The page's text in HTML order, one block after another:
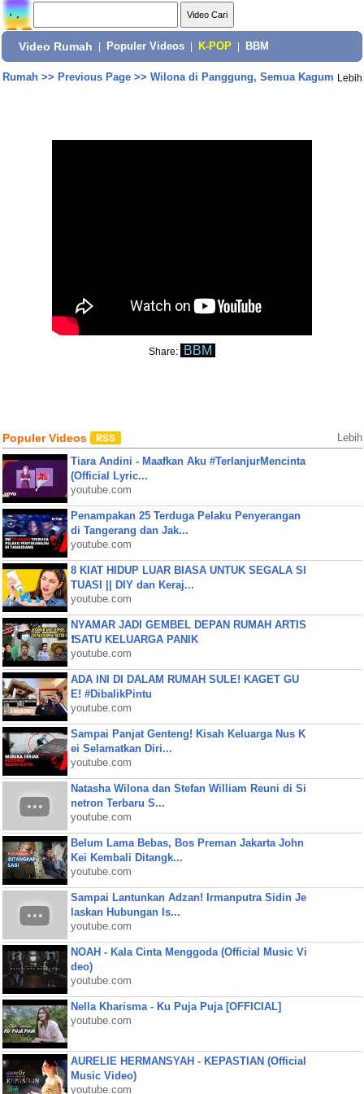
Video Rumah Populer Videos K-POP BBM
Rumah>> Previous Page>> Wilona di Panggung, Semua Kagum Lebih
Share: BBM
Populer Videos Lebih
Tiara Andini - Maafkan Aku #TerlanjurMencinta
(Official Lyric...
youtube.com
Penampakan 25 Terduga Pelaku Penyerangan
di Tangerang dan Jak...
youtube.com
8 KIAT HIDUP LUAR BIASA UNTUK SEGALA SI
TUASI || DIY dan Keraj...
youtube.com
NYAMAR JADI GEMBEL DEPAN RUMAH ARTIS
❗SATU KELUARGA PANIK
youtube.com
ADA INI DI DALAM RUMAH SULE! KAGET GU
E! #DibalikPintu
youtube.com
Sampai Panjat Genteng! Kisah Keluarga Nus K
ei Selamatkan Diri...
youtube.com
Natasha Wilona dan Stefan William Reuni di Si
netron Terbaru S...
youtube.com
Belum Lama Bebas, Bos Preman Jakarta John
Kei Kembali Ditangk...
youtube.com
Sampai Lantunkan Adzan! Irmanputra Sidin Je
laskan Hubungan Is...
youtube.com
NOAH - Kala Cinta Menggoda (Official Music Vi
deo)
youtube.com
Nella Kharisma - Ku Puja Puja [OFFICIAL]
youtube.com
AURELIE HERMANSYAH - KEPASTIAN (Official
Music Video)
youtube.com